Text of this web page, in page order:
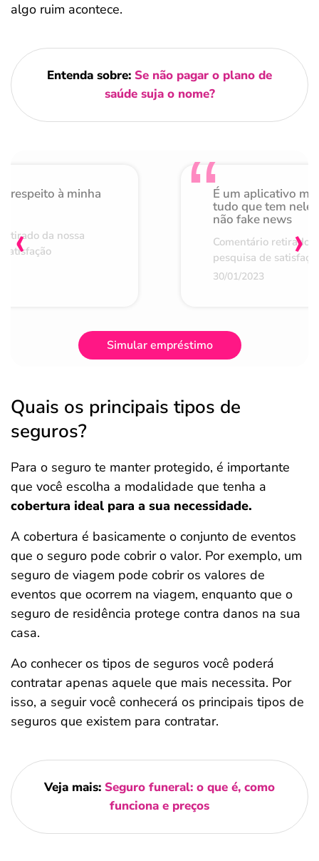
algo ruim acontece.
Entenda sobre: Se não pagar o plano de
saúde suja o nome?
respeito à minha
da nossa
É um aplicativo
tudo que tem nele
não fake news
Comentário retirado
pesquisa de
30/01/2023
‹ ›
Simular empréstimo
Quais os principais tipos de
seguros?
Para o seguro te manter protegido, é importante
que você escolha a modalidade que tenha a
cobertura ideal para a sua necessidade.
A cobertura é basicamente o conjunto de eventos
que o seguro pode cobrir o valor. Por exemplo, um
seguro de viagem pode cobrir os valores de
eventos que ocorrem na viagem, enquanto que o
seguro de residência protege contra danos na sua
casa.
Ao conhecer os tipos de seguros você poderá
contratar apenas aquele que mais necessita. Por
isso, a seguir você conhecerá os principais tipos de
seguros que existem para contratar.
Veja mais: Seguro funeral: o que é, como
funciona e preços